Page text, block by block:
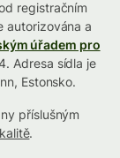
registračním
autorizována a
úřadem pro
Adresa sídla je
Estonsko.
příslušným
.